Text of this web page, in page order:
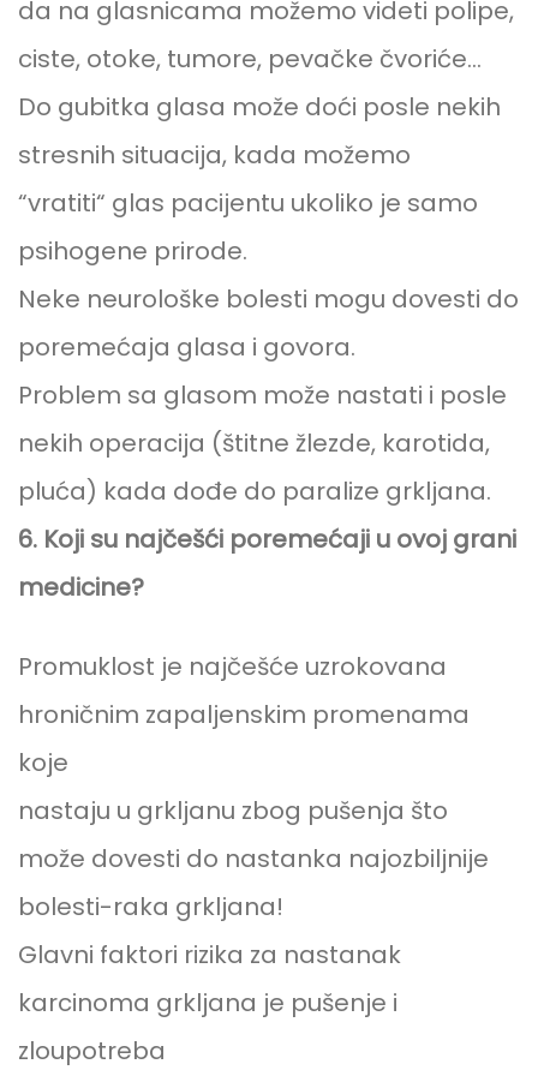
da na glasnicama možemo videti polipe,
ciste, otoke, tumore, pevačke čvoriće…
Do gubitka glasa može doći posle nekih
stresnih situacija, kada možemo
“vratiti“ glas pacijentu ukoliko je samo
psihogene prirode.
Neke neurološke bolesti mogu dovesti do
poremećaja glasa i govora.
Problem sa glasom može nastati i posle
nekih operacija (štitne žlezde, karotida,
pluća) kada dođe do paralize grkljana.
6. Koji su najčešći poremećaji u ovoj grani
medicine?
Promuklost je najčešće uzrokovana
hroničnim zapaljenskim promenama
koje
nastaju u grkljanu zbog pušenja što
može dovesti do nastanka najozbiljnije
bolesti-raka grkljana!
Glavni faktori rizika za nastanak
karcinoma grkljana je pušenje i
zloupotreba